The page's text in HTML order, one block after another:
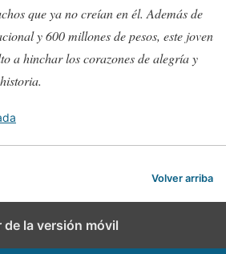
que ya no creían en él. Además de
y 600 millones de pesos, este joven
a hinchar los corazones de alegría y
Volver arriba
de la versión móvil